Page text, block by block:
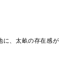
に、太畝の存在感が